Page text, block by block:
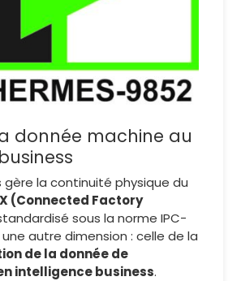
donnée machine au
gère la continuité physique du
(Connected Factory
sous la norme IPC-
une autre dimension : celle de la
de la donnée de
intelligence business.